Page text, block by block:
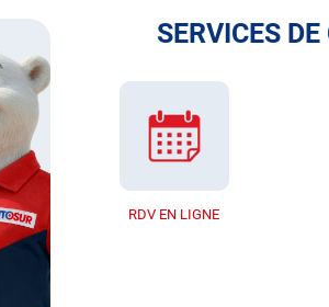
SERVICES
RDV EN LIGNE